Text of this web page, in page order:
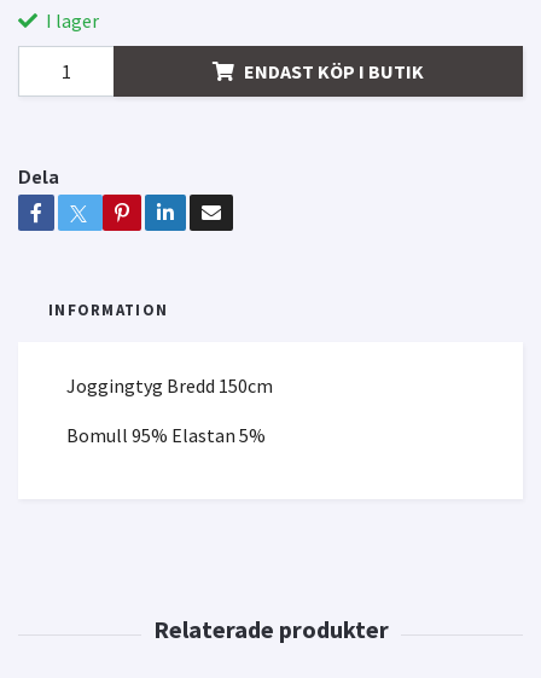
I lager
ENDAST KÖP I BUTIK
Dela
INFORMATION
Joggingtyg Bredd 150cm
Bomull 95% Elastan 5%